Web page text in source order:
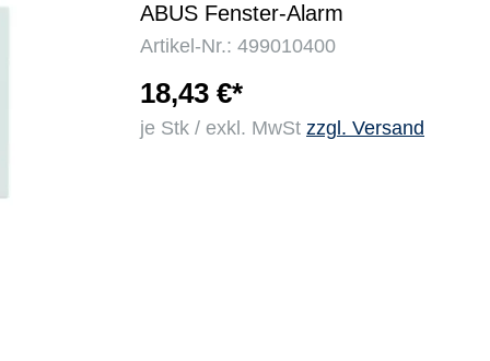
ABUS Fenster-Alarm
Artikel-Nr.: 499010400
18,43 €*
je Stk / exkl. MwSt zzgl. Versand